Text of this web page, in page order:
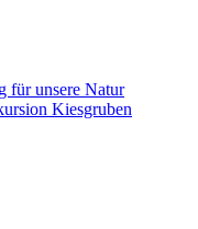
für unsere Natur
Kiesgruben